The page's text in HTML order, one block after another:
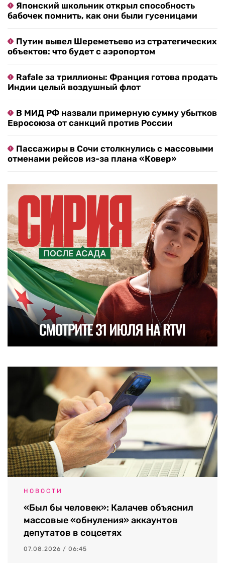
Японский школьник открыл способность
бабочек помнить, как они были гусеницами
Путин вывел Шереметьево из стратегических
объектов: что будет с аэропортом
Rafale за триллионы: Франция готова продать
Индии целый воздушный флот
В МИД РФ назвали примерную сумму убытков
Евросоюза от санкций против России
Пассажиры в Сочи столкнулись с массовыми
отменами рейсов из-за плана «Ковер»
НОВОСТИ
«Был бы человек»: Калачев объяснил
массовые «обнуления» аккаунтов
депутатов в соцсетях
07.08.2026 / 06:45